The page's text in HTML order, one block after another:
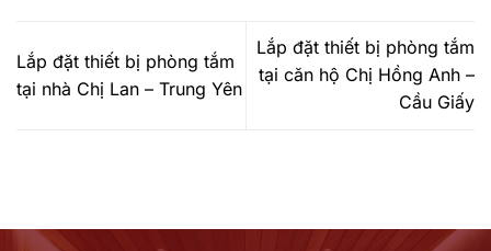
Lắp đặt thiết bị phòng tắm
tại nhà Chị Lan – Trung Yên
Lắp đặt thiết bị phòng tắm
tại căn hộ Chị Hồng Anh –
Cầu Giấy